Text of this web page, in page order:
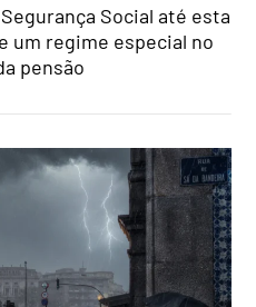
Social até esta
um regime especial no
pensão